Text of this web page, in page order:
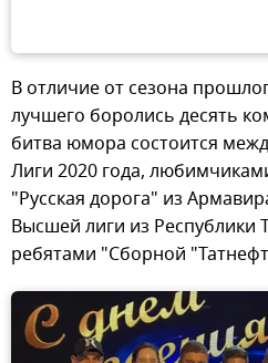
В отличие от сезона
лучшего боролись десять
битва юмора состоится
Лиги 2020 года,
"Русская дорога" из
Высшей лиги из Республики
ребятами "Сборной